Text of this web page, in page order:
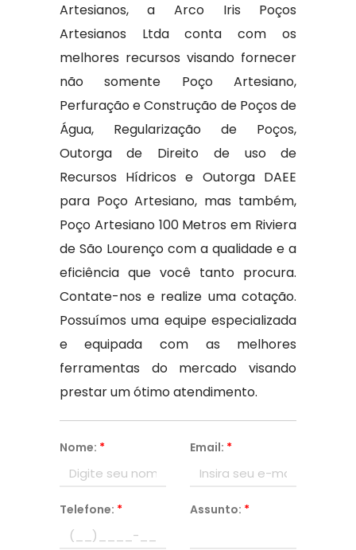
Artesianos, a Arco Iris Poços
Artesianos Ltda conta com os
melhores recursos visando fornecer
não somente Poço Artesiano,
Perfuração e Construção de Poços de
Água, Regularização de Poços,
Outorga de Direito de uso de
Recursos Hídricos e Outorga DAEE
para Poço Artesiano, mas também,
Poço Artesiano 100 Metros em Riviera
de São Lourenço com a qualidade e a
eficiência que você tanto procura.
Contate-nos e realize uma cotação.
Possuímos uma equipe especializada
e equipada com as melhores
ferramentas do mercado visando
prestar um ótimo atendimento.
Nome: * Email: *
Telefone: * Assunto: *